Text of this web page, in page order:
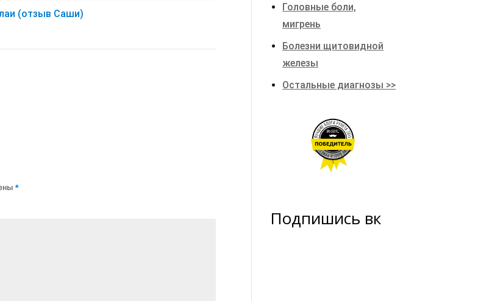
(отзыв Саши)
*
Головные боли,
мигрень
Болезни щитовидной
железы
Остальные диагнозы >>
Подпишись вк